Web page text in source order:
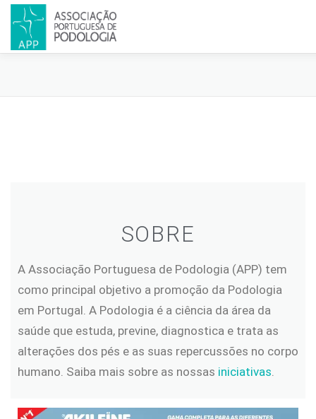
SOBRE
A Associação Portuguesa de Podologia (APP) tem
como principal objetivo a promoção da Podologia
em Portugal. A Podologia é a ciência da área da
saúde que estuda, previne, diagnostica e trata as
alterações dos pés e as suas repercussões no corpo
humano. Saiba mais sobre as nossas iniciativas.